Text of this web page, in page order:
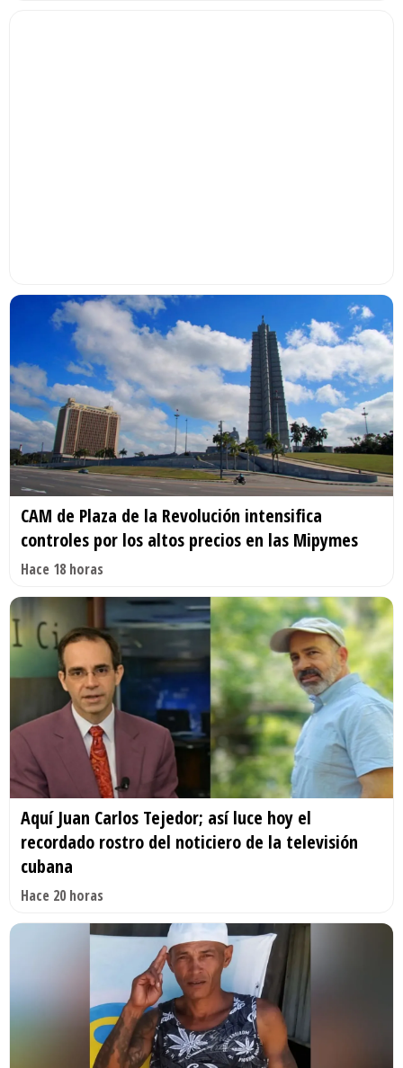
CAM de Plaza de la Revolución intensifica
controles por los altos precios en las Mipymes
Hace 18 horas
Aquí Juan Carlos Tejedor; así luce hoy el
recordado rostro del noticiero de la televisión
cubana
Hace 20 horas